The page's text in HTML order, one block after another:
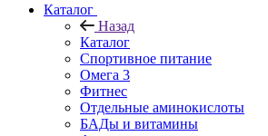
Каталог
Назад
Каталог
Спортивное питание
Омега 3
Фитнес
Отдельные аминокислоты
БАДы и витамины